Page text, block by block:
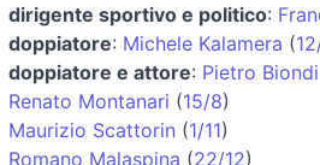
dirigente sportivo e politico:
doppiatore: Michele Kalamera (
doppiatore e attore: Pietro Biondi
Renato Montanari (15/8)
Maurizio Scattorin (1/11)
Romano Malaspina (22/12)